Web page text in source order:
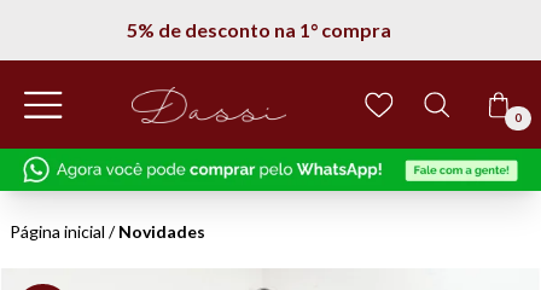
5% de desconto na 1° compra
0
Página inicial /Novidades